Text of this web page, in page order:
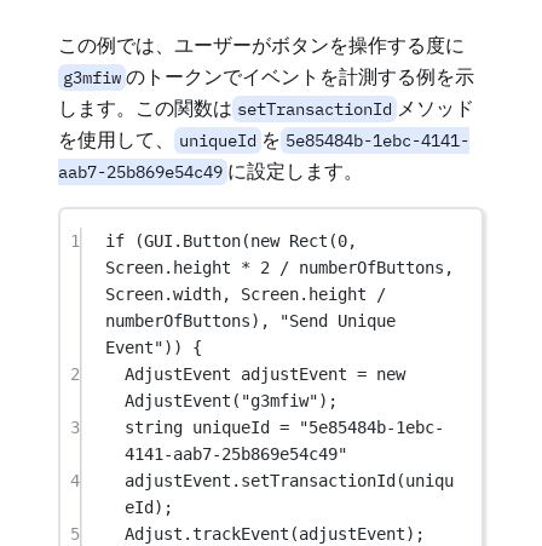
この例では、ユーザーがボタンを操作する度に
g3mfiw のトークンでイベントを計測する例を示
します。この関数は setTransactionId メソッド
を使用して、
uniqueId を 5e85484b-1ebc-4141-
aab7-25b869e54c49 に設定します。
1 if (GUI. Button(new Rect (0,
Screen.height * 2 / numberOfButtons,
Screen.width, Screen.height /
numberOfButtons),
"Send Unique
Event")) {
2
AdjustEvent adjustEvent = new
AdjustEvent ( "g3mfiw");
3
string uniqueId =
"5e85484b-1ebc-
4141-aab7-25b869e54c49"
4
adjustEvent. setTransactionId (uniqu
eId);
5
Adjust.trackEvent (adjustEvent);